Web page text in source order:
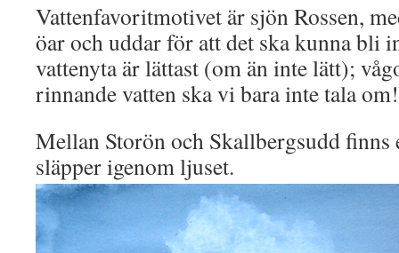
Vattenfavoritmotivet är sjön Rossen,
öar och uddar för att det ska kunna bli
vattenyta är lättast (om än inte lätt);
rinnande vatten ska vi bara inte tala om!
Mellan Storön och Skallbergsudd finns
släpper igenom ljuset.